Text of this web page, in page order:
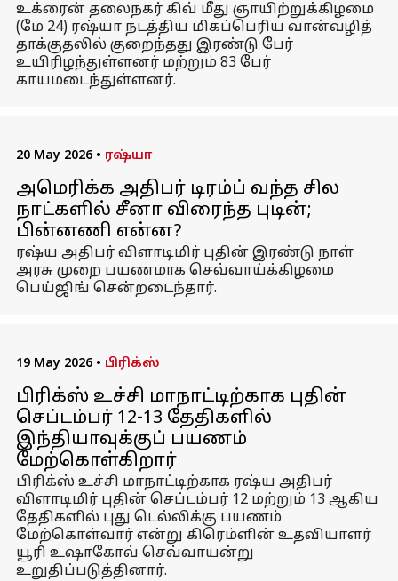
உக்ரைன் தலைநகர் கிவ் மீது ஞாயிற்றுக்கிழமை
(மே 24) ரஷ்யா நடத்திய மிகப்பெரிய வான்வழித்
தாக்குதலில் குறைந்தது இரண்டு பேர்
உயிரிழந்துள்ளனர் மற்றும் 83 பேர்
காயமடைந்துள்ளனர்.
20 May 2026 • ரஷ்யா
அமெரிக்க அதிபர் டிரம்ப் வந்த சில
நாட்களில் சீனா விரைந்த புடின்;
பின்னணி என்ன?
ரஷ்ய அதிபர் விளாடிமிர் புதின் இரண்டு நாள்
அரசு முறை பயணமாக செவ்வாய்க்கிழமை
பெய்ஜிங் சென்றடைந்தார்.
19 May 2026 • பிரிக்ஸ்
பிரிக்ஸ் உச்சி மாநாட்டிற்காக புதின்
செப்டம்பர் 12-13 தேதிகளில்
இந்தியாவுக்குப் பயணம்
மேற்கொள்கிறார்
பிரிக்ஸ் உச்சி மாநாட்டிற்காக ரஷ்ய அதிபர்
விளாடிமிர் புதின் செப்டம்பர் 12 மற்றும் 13 ஆகிய
தேதிகளில் புது டெல்லிக்கு பயணம்
மேற்கொள்வார் என்று கிரெம்ளின் உதவியாளர்
யூரி உஷாகோவ் செவ்வாயன்று
உறுதிப்படுத்தினார்.